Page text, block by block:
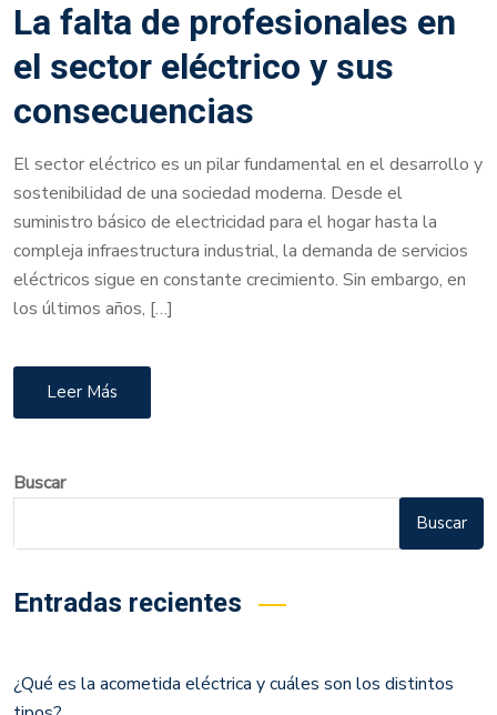
La falta de profesionales en
el sector eléctrico y sus
consecuencias
El sector eléctrico es un pilar fundamental en el desarrollo y
sostenibilidad de una sociedad moderna. Desde el
suministro básico de electricidad para el hogar hasta la
compleja infraestructura industrial, la demanda de servicios
eléctricos sigue en constante crecimiento. Sin embargo, en
los últimos años, […]
Leer Más
Buscar
Buscar
Entradas recientes
¿Qué es la acometida eléctrica y cuáles son los distintos